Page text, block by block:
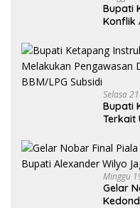
Bupati
Konflik
Selasa
Bupati
Terkait
Subsidi
Minggu
Gelar